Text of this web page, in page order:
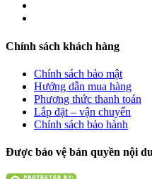
Chính sách khách hàng
Chính sách bảo mật
Hướng dẫn mua hàng
Phương thức thanh toán
Lắp đặt – vận chuyển
Chính sách bảo hành
Được bảo vệ bản quyền nội